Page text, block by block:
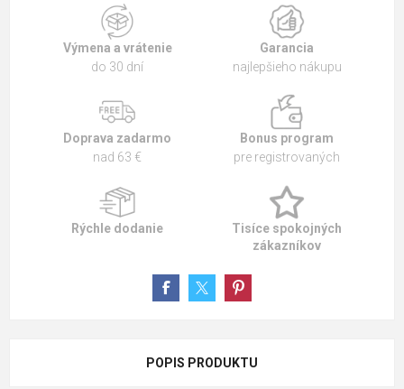
Výmena a vrátenie
do 30 dní
Garancia
najlepšieho nákupu
Doprava zadarmo
nad 63 €
Bonus program
pre registrovaných
Rýchle dodanie
Tisíce spokojných
zákazníkov
POPIS PRODUKTU